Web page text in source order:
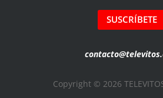
SUSCRÍBETE
Copyright © 2026